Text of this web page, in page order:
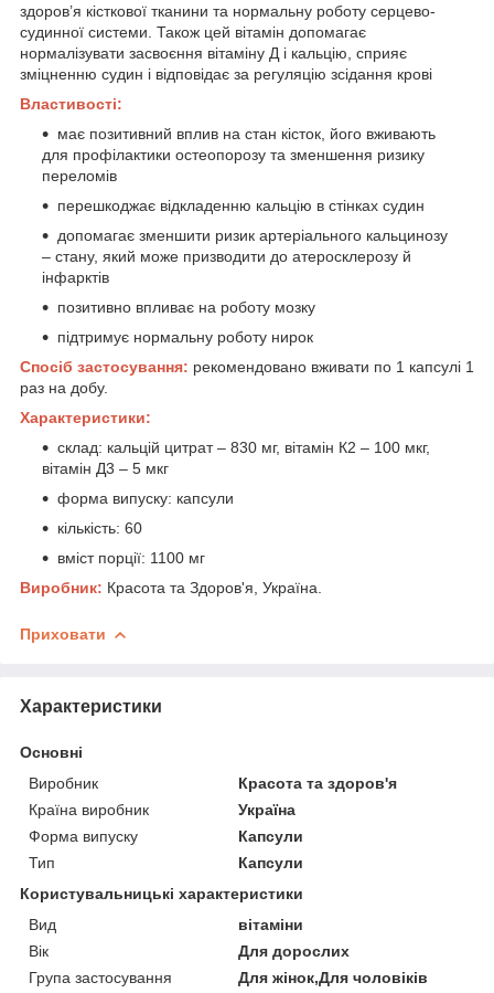
здоров’я кісткової тканини та нормальну роботу серцево-
судинної системи. Також цей вітамін допомагає
нормалізувати засвоєння вітаміну Д і кальцію, сприяє
зміцненню судин і відповідає за регуляцію зсідання крові
Властивості:
має позитивний вплив на стан кісток, його вживають
для профілактики остеопорозу та зменшення ризику
переломів
перешкоджає відкладенню кальцію в стінках судин
допомагає зменшити ризик артеріального кальцинозу
– стану, який може призводити до атеросклерозу й
інфарктів
позитивно впливає на роботу мозку
підтримує нормальну роботу нирок
Спосіб застосування: рекомендовано вживати по 1 капсулі 1
раз на добу.
Характеристики:
склад: кальцій цитрат – 830 мг, вітамін К2 – 100 мкг,
вітамін Д3 – 5 мкг
форма випуску: капсули
кількість: 60
вміст порції: 1100 мг
Виробник: Красота та Здоров'я, Україна.
Приховати
Характеристики
Основні
Виробник
Красота та здоров'я
Країна виробник
Україна
Форма випуску
Капсули
Тип
Капсули
Користувальницькі характеристики
Вид
вітаміни
Вік
Для дорослих
Група застосування
Для жінок,Для чоловіків